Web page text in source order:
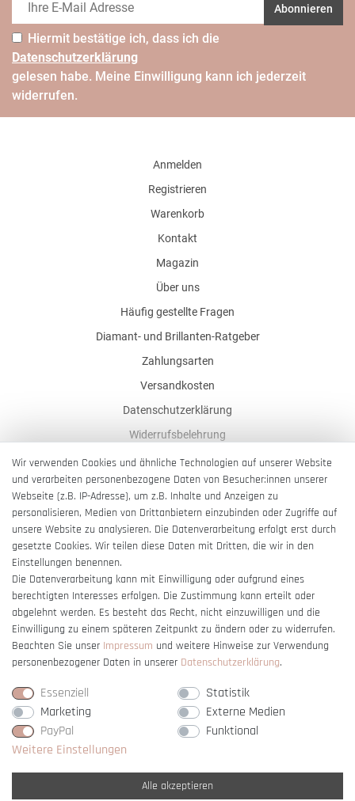
Abonnieren
Hiermit bestätige ich, dass ich die
Daten­schutz­erklärung
gelesen habe. Meine Einwilligung kann ich jederzeit
widerrufen.
Anmelden
Registrieren
Warenkorb
Kontakt
Magazin
Über uns
Häufig gestellte Fragen
Diamant- und Brillanten-Ratgeber
Zahlungsarten
Versandkosten
Datenschutzerklärung
Widerrufsbelehrung
AGB
Impressum
Barrierefreiheitserklärung
Vertrag widerrufen
Wir verwenden Cookies und ähnliche Technologien auf unserer Website
und verarbeiten personenbezogene Daten von Besucher:innen unserer
Webseite (z.B. IP-Adresse), um z.B. Inhalte und Anzeigen zu
personalisieren, Medien von Drittanbietern einzubinden oder Zugriffe auf
unsere Website zu analysieren. Die Datenverarbeitung erfolgt erst durch
gesetzte Cookies. Wir teilen diese Daten mit Dritten, die wir in den
Einstellungen benennen.
Die Datenverarbeitung kann mit Einwilligung oder aufgrund eines
berechtigten Interesses erfolgen. Die Zustimmung kann erteilt oder
abgelehnt werden. Es besteht das Recht, nicht einzuwilligen und die
Einwilligung zu einem späteren Zeitpunkt zu ändern oder zu widerrufen.
Beachten Sie unser Impressum und weitere Hinweise zur Verwendung
personenbezogener Daten in unserer Daten­schutz­erklärung.
Essenziell
Statistik
Marketing
Externe Medien
PayPal
Funktional
Weitere Einstellungen
Alle akzeptieren